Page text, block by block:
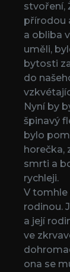
stvoření,
přírodou
a obliba
uměli,
bytosti
do
Nyní by
špinavý
bylo
horečka,
smrti a
rychleji.
V tomhle
rodinou.
a její
ve
ona se